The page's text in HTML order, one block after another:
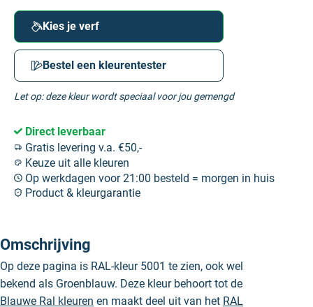
Kies je verf
Bestel een kleurentester
Let op: deze kleur wordt speciaal voor jou gemengd
Direct leverbaar
Gratis levering v.a. €50,-
Keuze uit alle kleuren
Op werkdagen voor 21:00 besteld = morgen in huis
Product & kleurgarantie
Omschrijving
Op deze pagina is RAL-kleur 5001 te zien, ook wel
bekend als Groenblauw. Deze kleur behoort tot de
Blauwe Ral kleuren en maakt deel uit van het RAL